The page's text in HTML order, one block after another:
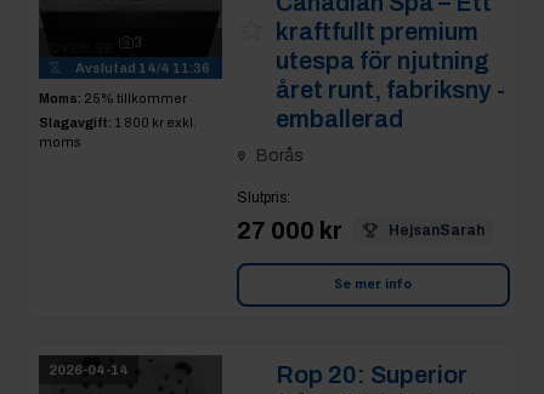
3
Avslutad 14/4 11:36
Moms: 25% tillkommer
Slagavgift: 1 800 kr exkl.
moms
kraftfullt premium
utespa för njutning
året runt, fabriksny -
emballerad
Borås
Slutpris:
27 000 kr HejsanSarah
Se mer info
2026-04-14 Rop 20: Superior